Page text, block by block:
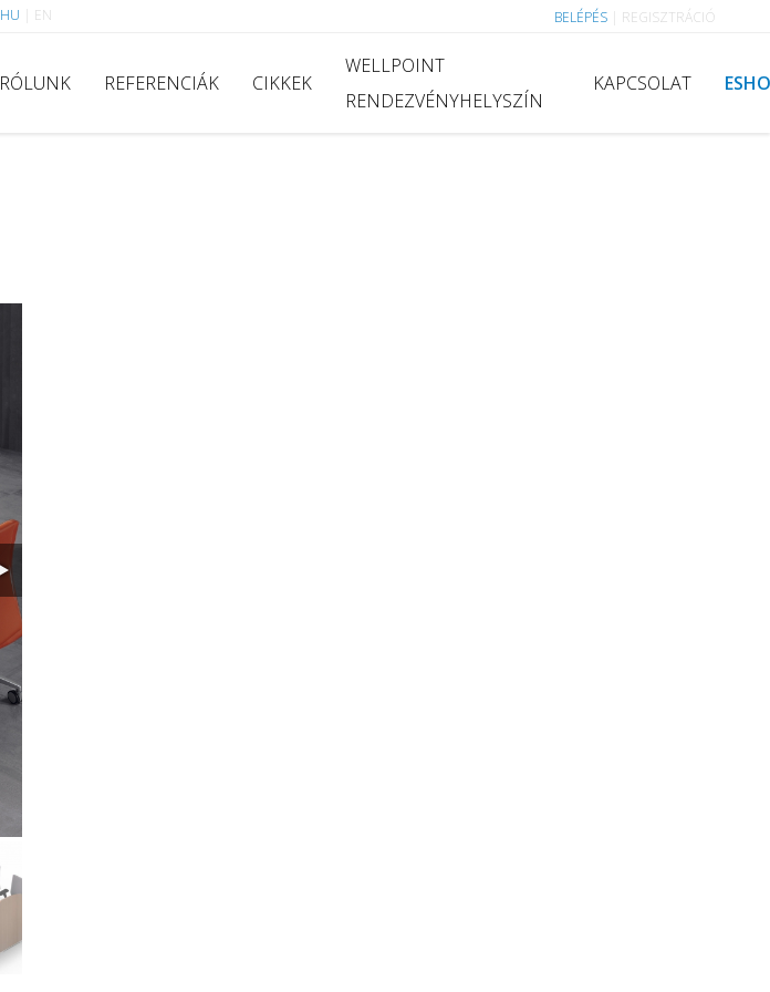
HU EN BELÉPÉS REGISZTRÁCIÓ
RÓLUNK REFERENCIÁK CIKKEK
WELLPOINT
RENDEZVÉNYHELYSZÍN
KAPCSOLAT